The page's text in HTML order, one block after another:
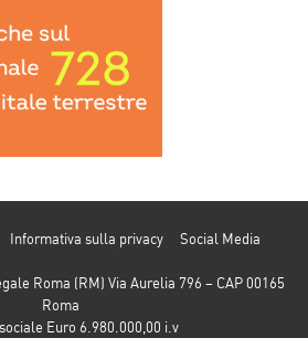
Informativa sulla privacy
Social Media
Roma (RM) Via Aurelia 796 – CAP 00165
Roma
Euro 6.980.000,00 i.v